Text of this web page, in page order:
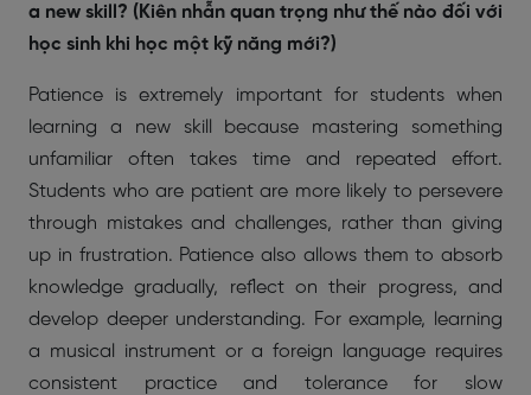
a new skill? (Kiên nhẫn quan trọng như thế nào đối với
học sinh khi học một kỹ năng mới?)
Patience is extremely important for students when
learning a new skill because mastering something
unfamiliar often takes time and repeated effort.
Students who are patient are more likely to persevere
through mistakes and challenges, rather than giving
up in frustration. Patience also allows them to absorb
knowledge gradually, reflect on their progress, and
develop deeper understanding. For example, learning
a musical instrument or a foreign language requires
consistent practice and tolerance for slow